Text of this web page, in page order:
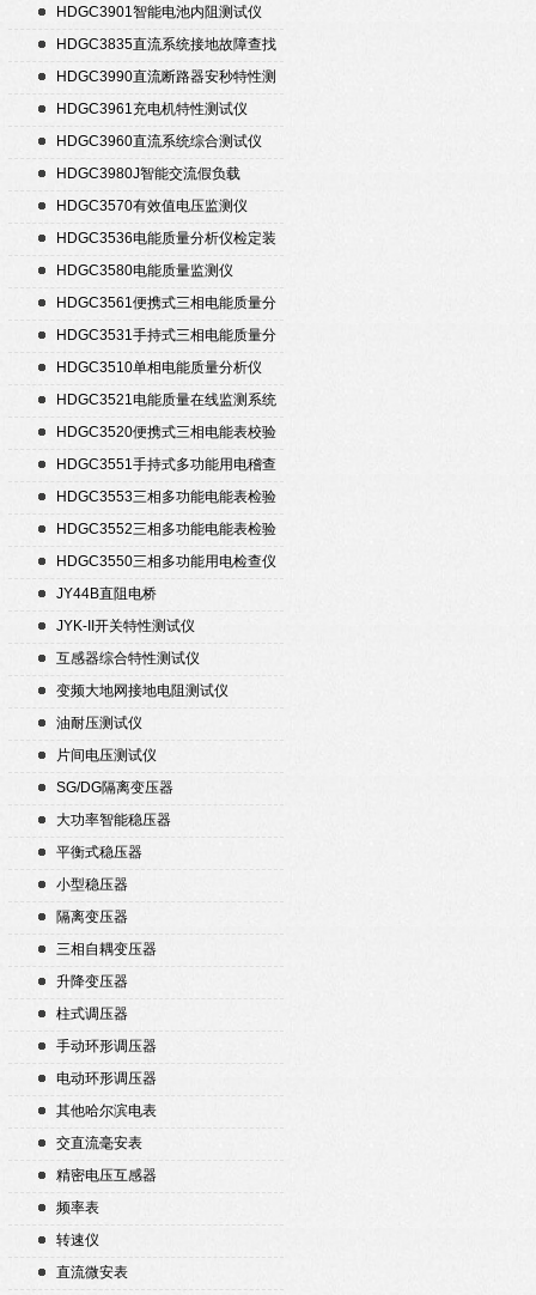
HDGC3901智能电池内阻测试仪
HDGC3835直流系统接地故障查找
仪
HDGC3990直流断路器安秒特性测
试仪
HDGC3961充电机特性测试仪
HDGC3960直流系统综合测试仪
HDGC3980J智能交流假负载
HDGC3570有效值电压监测仪
HDGC3536电能质量分析仪检定装
置
HDGC3580电能质量监测仪
HDGC3561便携式三相电能质量分
析仪
HDGC3531手持式三相电能质量分
析仪
HDGC3510单相电能质量分析仪
HDGC3521电能质量在线监测系统
HDGC3520便携式三相电能表校验
仪
HDGC3551手持式多功能用电稽查
仪
HDGC3553三相多功能电能表检验
装置
HDGC3552三相多功能电能表检验
装置
HDGC3550三相多功能用电检查仪
JY44B直阻电桥
JYK-II开关特性测试仪
互感器综合特性测试仪
变频大地网接地电阻测试仪
油耐压测试仪
片间电压测试仪
SG/DG隔离变压器
大功率智能稳压器
平衡式稳压器
小型稳压器
隔离变压器
三相自耦变压器
升降变压器
柱式调压器
手动环形调压器
电动环形调压器
其他哈尔滨电表
交直流毫安表
精密电压互感器
频率表
转速仪
直流微安表